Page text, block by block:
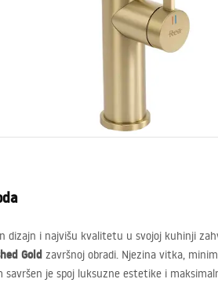
pipe, slavine
kupaonski namještaj
dizajn i najvišu kvalitetu u svojoj kuhinji
Gold završnoj obradi. Njezina vitka,
savršen je spoj luksuzne estetike i